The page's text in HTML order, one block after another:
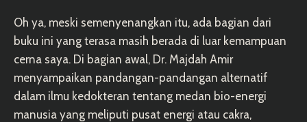
Oh ya, meski semenyenangkan itu, ada bagian dari
buku ini yang terasa masih berada di luar kemampuan
cerna saya. Di bagian awal, Dr. Majdah Amir
menyampaikan pandangan-pandangan alternatif
dalam ilmu kedokteran tentang medan bio-energi
manusia yang meliputi pusat energi atau cakra,